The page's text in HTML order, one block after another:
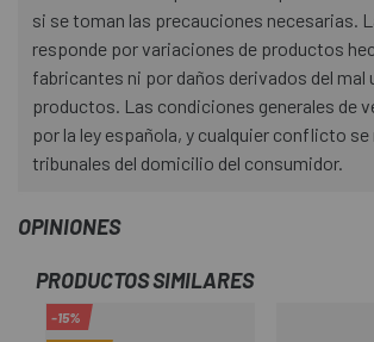
si se toman las precauciones necesarias.
responde por variaciones de productos
fabricantes ni por daños derivados del mal
productos. Las condiciones generales de
por la ley española, y cualquier conflicto se
tribunales del domicilio del consumidor.
OPINIONES
PRODUCTOS SIMILARES
-15%